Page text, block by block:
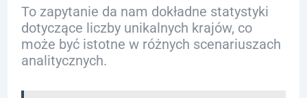
To zapytanie da nam dokładne statystyki
dotyczące liczby unikalnych krajów, co
może być istotne w różnych scenariuszach
analitycznych.